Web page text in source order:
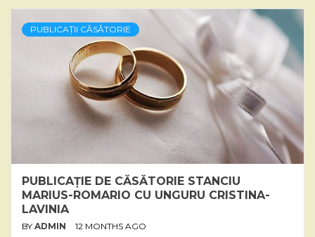
PUBLICAȚII CĂSĂTORIE
PUBLICAȚIE DE CĂSĂTORIE STANCIU
MARIUS-ROMARIO CU UNGURU CRISTINA-
LAVINIA
BY ADMIN 12 MONTHS AGO